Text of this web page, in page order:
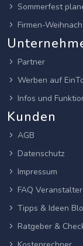
Sommerfest
Firmen-
Partner
Werben auf
Infos und
Kunden
AGB
Datenschutz
Impressum
FAQ Veranstalter
Tipps & Ideen
Ratgeber &